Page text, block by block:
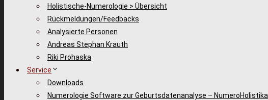
Holistische-Numerologie > Übersicht
Rückmeldungen/Feedbacks
Analysierte Personen
Andreas Stephan Krauth
Riki Prohaska
Service
Downloads
Numerologie Software zur Geburtsdatenanalyse – NumeroHolistika